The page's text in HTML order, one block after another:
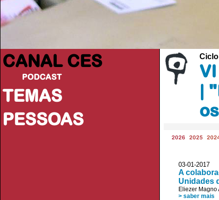
CANAL CES
PODCAST
TEMAS
PESSOAS
Ciclo
|
2026 2025
03-01-
A
Unidades
Eliezer Magno
> saber mais